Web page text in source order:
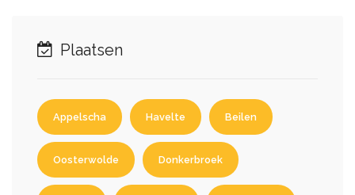
Plaatsen
Appelscha Havelte Beilen
Oosterwolde Donkerbroek